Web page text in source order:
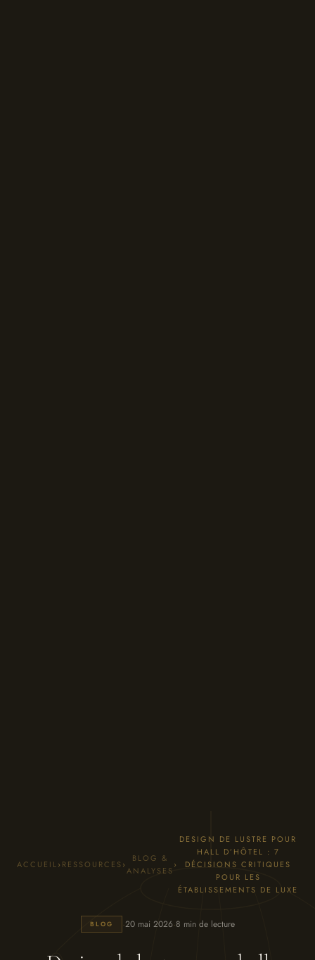
ACCUEIL› RESSOURCES›
BLOG &
ANALYSES
›
DESIGN DE LUSTRE POUR
HALL D’HÔTEL : 7
DÉCISIONS CRITIQUES
POUR LES
ÉTABLISSEMENTS DE LUXE
BLOG ·20 mai 2026·8 min de lecture